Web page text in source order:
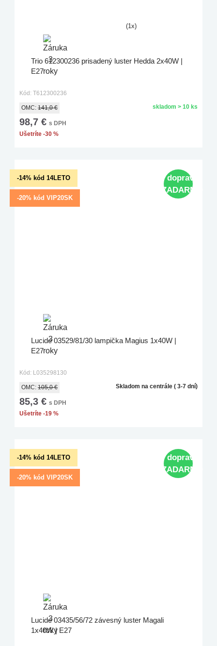
(1x)
Trio 612300236 prisadený luster Hedda 2x40W |
E27
Kód: T612300236
OMC: 141,0 €
98,7 € s DPH
Ušetríte -30 %
skladom > 10 ks
-14% kód 14LETO
-20% kód VIP20SK
doprava
ZADARMO
Lucide 03529/81/30 lampička Magius 1x40W |
E27
Kód: L035298130
OMC: 105,0 €
85,3 € s DPH
Ušetríte -19 %
Skladom na centrále ( 3-7 dní)
-14% kód 14LETO
-20% kód VIP20SK
doprava
ZADARMO
Lucide 03435/56/72 závesný luster Magali
1x40W | E27